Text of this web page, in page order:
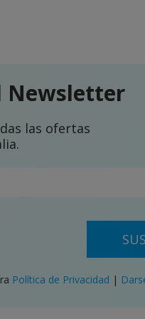
Newsletter
las ofertas
Política de Privacidad |